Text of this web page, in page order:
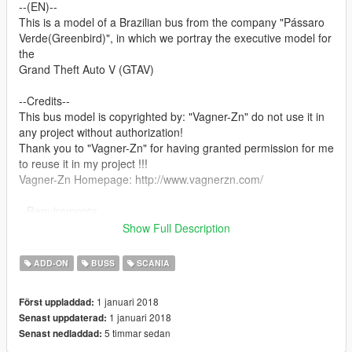
--(EN)--
This is a model of a Brazilian bus from the company "Pássaro
Verde(Greenbird)", in which we portray the executive model for
the
Grand Theft Auto V (GTAV)
--Credits--
This bus model is copyrighted by: "Vagner-Zn" do not use it in
any project without authorization!
Thank you to "Vagner-Zn" for having granted permission for me
to reuse it in my project !!!
Vagner-Zn Homepage: http://www.vagnerzn.com/
* Notepad or similar
1ª: Open OpenIV and select "Grand Theft Auto V /Windows".
2ª: Click "Edit Mode" at the top of the program.
3ª: Enter the folder main of your GTAV and go to: "Update/x64
Show Full Description
ADD-ON BUSS SCANIA
Först uppladdad: 1 januari 2018
Senast uppdaterad: 1 januari 2018
Senast nedladdad: 5 timmar sedan